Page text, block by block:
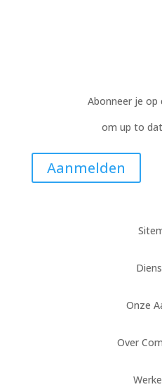
Abonneer je op
om up to
Aanmelden
Onze
Over